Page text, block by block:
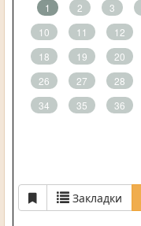
1 2 3
10
11 12
18
19 20
26
27 28
34
35 36
Закладки